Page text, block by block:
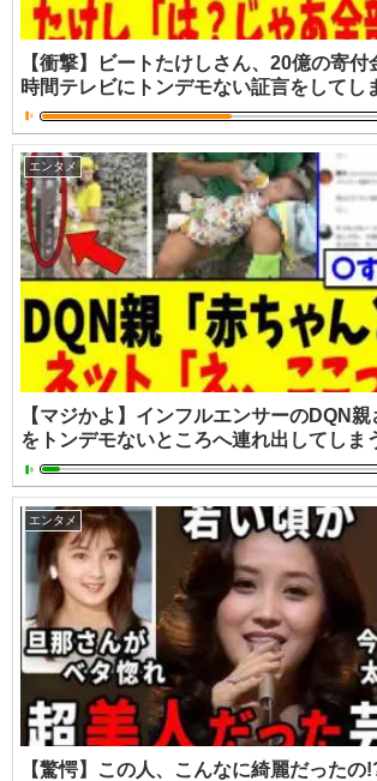
【衝撃】ビートたけしさん、20億の寄
時間テレビにトンデモない証言をしてし
エンタメ
【マジかよ】インフルエンサーのDQN
をトンデモないところへ連れ出してしま
エンタメ
【驚愕】この人、こんなに綺麗だったの